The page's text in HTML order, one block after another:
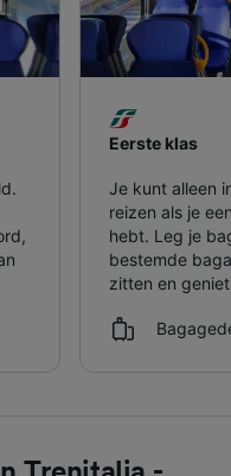
Eerste klas
Je kunt alleen
reizen als je
hebt. Leg je
bestemde
zitten en